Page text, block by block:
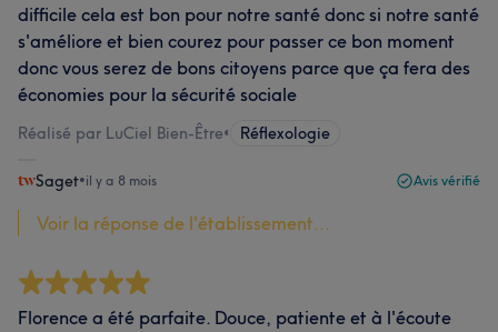
difficile cela est bon pour notre santé donc si notre santé
s'améliore et bien courez pour passer ce bon moment
donc vous serez de bons citoyens parce que ça fera des
économies pour la sécurité sociale
Réalisé par LuCiel Bien-Être• Réflexologie
Saget•il y a 8 mois Avis vérifié
Voir la réponse de l'établissement...
Florence a été parfaite. Douce, patiente et à l'écoute